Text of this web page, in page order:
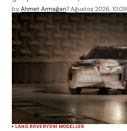
byAhmet Armağan7 Ağustos 2026, 10:09
LAND ROVERYENİ MODELLER